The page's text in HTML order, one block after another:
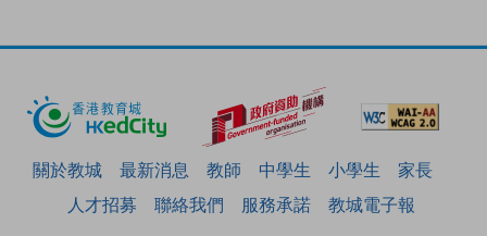
關於教城 最新消息 教師 中學生 小學生
家長
人才招募
聯絡我們 服務承諾 教城電子報